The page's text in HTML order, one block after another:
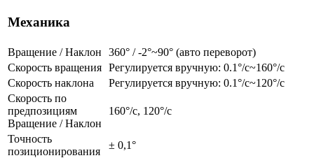
Механика
Вращение / Наклон
360° / -2°~90° (авто переворот)
Скорость вращения Регулируется вручную: 0.1°/с~160°/с
Скорость наклона
Регулируется вручную: 0.1°/с~120°/с
Скорость по
предпозициям
Вращение / Наклон
160°/с, 120°/с
Точность
позиционирования
± 0,1°